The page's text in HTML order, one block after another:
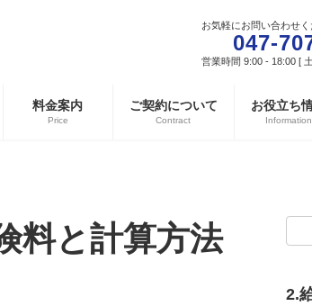
お気軽にお問い合わせく
047-
営業時間 9:00 - 18:00 [
料金案内
Price
ご契約について
Contract
お役立ち
Information
料と計算方法
2.